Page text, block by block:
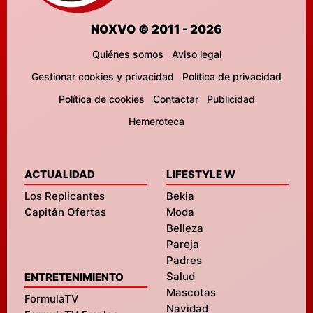
NOXVO © 2011 - 2026
Quiénes somos
Aviso legal
Gestionar cookies y privacidad
Política de privacidad
Política de cookies
Contactar
Publicidad
Hemeroteca
ACTUALIDAD
Los Replicantes
Capitán Ofertas
ENTRETENIMIENTO
FormulaTV
LIFESTYLE W
Bekia
Moda
Belleza
Pareja
Padres
Salud
Mascotas
Navidad